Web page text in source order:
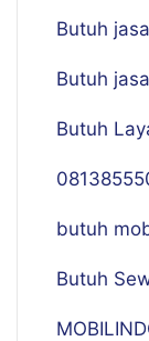
Butuh
Butuh
Butuh
butuh
Butuh